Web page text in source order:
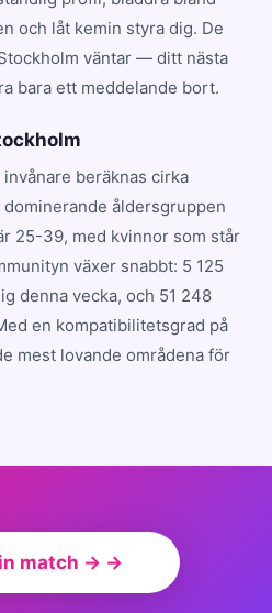
och låt kemin styra dig. De
väntar — ditt nästa
bara ett meddelande bort.
beräknas cirka
åldersgruppen
25-39, med kvinnor som står
växer snabbt: 5 125
denna vecka, och 51 248
en kompatibilitetsgrad på
mest lovande områdena för
match → →